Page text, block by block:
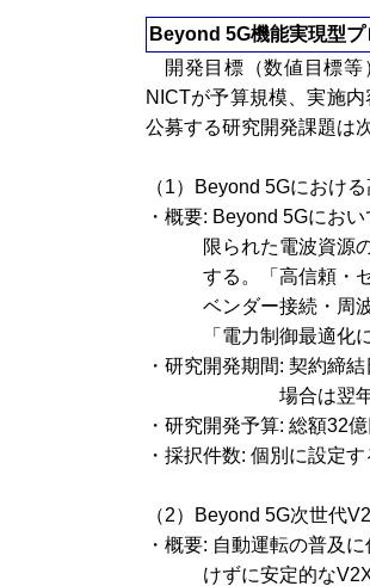
Beyond 5G機能実現型
開発目標（数値目標
NICTが予算規模、実施
公募する研究開発課題は
（1）Beyond 5Gにおけ
・概要: Beyond 5Gにお
限られた電波資源
する。「高信頼・
ベンダー接続・周
「電力制御最適
・研究開発期間: 契約締
場合は翌
・研究開発予算: 総額32
・採択件数: 個別に設定
（2）Beyond 5G次世代
・概要: 自動運転の普及
けずに安定的な